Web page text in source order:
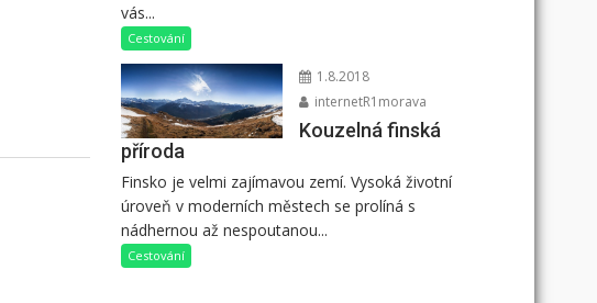
vás...
Cestování
1.8.2018
internetR1morava
Kouzelná finská
příroda
Finsko je velmi zajímavou zemí. Vysoká životní
úroveň v moderních městech se prolíná s
nádhernou až nespoutanou...
Cestování